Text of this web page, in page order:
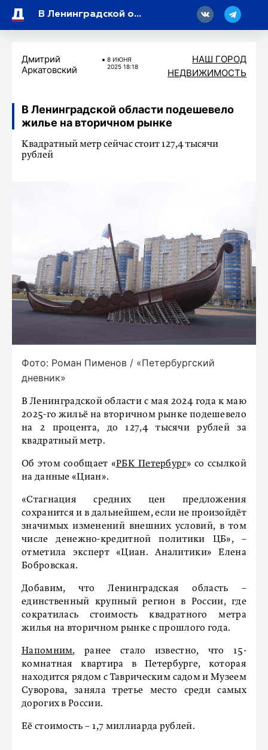
В Ленинградской области подешевело жилье на вторичном рынке
Дмитрий
Аркатовский
8 ИЮНЯ
2025 18:18
НАШ ГОРОД
НЕДВИЖИМОСТЬ
В Ленинградской области подешевело
жилье на вторичном рынке
Квадратный метр сейчас стоит 127,4 тысячи
рублей
Фото: Роман Пименов / «Петербургский
дневник»
В Ленинградской области с мая 2024 года к маю
2025-го жильё на вторичном рынке подешевело
на 2 процента, до 127,4 тысячи рублей за
квадратный метр.
Об этом сообщает «РБК Петербург» со ссылкой
на данные «Циан».
«Стагнация средних цен предложения
сохранится и в дальнейшем, если не произойдёт
значимых изменений внешних условий, в том
числе денежно-кредитной политики ЦБ», –
отметила эксперт «Циан. Аналитики» Елена
Бобровская.
Добавим, что Ленинградская область –
единственный крупный регион в России, где
сократилась стоимость квадратного метра
жилья на вторичном рынке с прошлого года.
Напомним, ранее стало известно, что 15-
комнатная квартира в Петербурге, которая
находится рядом с Таврическим садом и Музеем
Суворова, заняла третье место среди самых
дорогих в России.
Её стоимость – 1,7 миллиарда рублей.